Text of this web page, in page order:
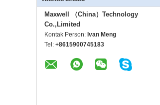
Maxwell （China）Technology
Co.,Limited
Kontak Person: Ivan Meng
Tel: +8615900745183